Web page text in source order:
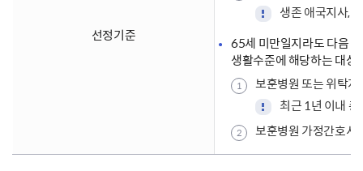
선정기준
생존 애국지사,
65세 미만일지라도 다음
생활수준에 해당하는 대상
보훈병원 또는 위탁
최근 1년 이내
보훈병원 가정간호서